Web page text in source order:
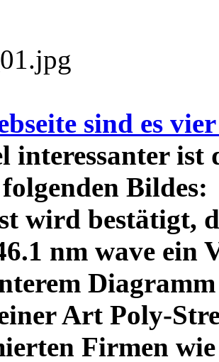
sind es
interessanter
folgenden
wird bestätigt,
nm wave ein
Art Poly-
Firmen